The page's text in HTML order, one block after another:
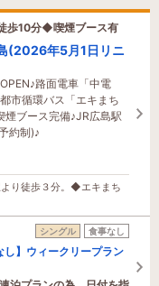
歩10分◆喫煙ブース有
(2026年5月1日リニ
路面電車「中電
市循環バス「エキまち
煙ブース完備♪JR広島駅
約制)♪
り徒歩３分。◆エキまち
シングル 食事なし
し】ウィークリープラン